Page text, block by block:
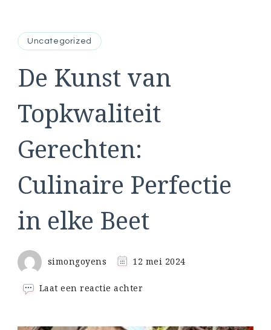
Uncategorized
De Kunst van
Topkwaliteit
Gerechten:
Culinaire Perfectie
in elke Beet
simongoyens 12 mei 2024
Laat een reactie achter
van